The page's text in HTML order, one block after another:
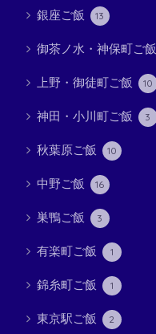
銀座ご飯 13
御茶ノ水・神保町ご飯
上野・御徒町ご飯 10
神田・小川町ご飯 3
秋葉原ご飯 10
中野ご飯 16
巣鴨ご飯 3
有楽町ご飯 1
錦糸町ご飯 1
東京駅ご飯 2